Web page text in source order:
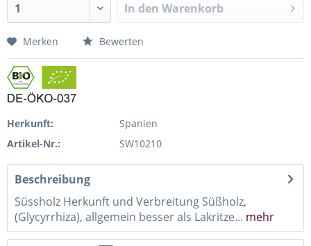
In den Warenkorb
Merken Bewerten
Herkunft:
Spanien
Artikel-Nr.:
SW10210
Beschreibung
Süssholz Herkunft und Verbreitung Süßholz,
(Glycyrrhiza), allgemein besser als Lakritze... mehr